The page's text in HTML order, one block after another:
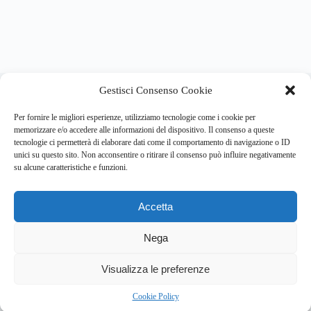
Gestisci Consenso Cookie
Per fornire le migliori esperienze, utilizziamo tecnologie come i cookie per
memorizzare e/o accedere alle informazioni del dispositivo. Il consenso a queste
tecnologie ci permetterà di elaborare dati come il comportamento di navigazione o ID
unici su questo sito. Non acconsentire o ritirare il consenso può influire negativamente
su alcune caratteristiche e funzioni.
Accetta
Nega
Visualizza le preferenze
Cookie Policy
psicologia e salute mentale.
Address:
VIA USODIMARE 3 - 37138 - VERONA (VR)
info@respira.re
045-511-7681
Bullet - Dynamic Solutions Srl P.IVA 02954300238 – REA